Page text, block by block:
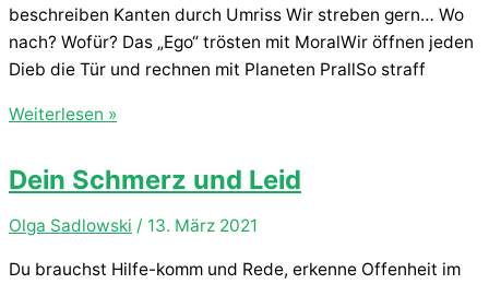
beschreiben Kanten durch Umriss Wir streben gern… Wo
nach? Wofür? Das „Ego“ trösten mit MoralWir öffnen jeden
Dieb die Tür und rechnen mit Planeten PrallSo straff
Gegensätze
Weiterlesen »
Dein Schmerz und Leid
Olga Sadlowski / 13. März 2021
Du brauchst Hilfe-komm und Rede, erkenne Offenheit im